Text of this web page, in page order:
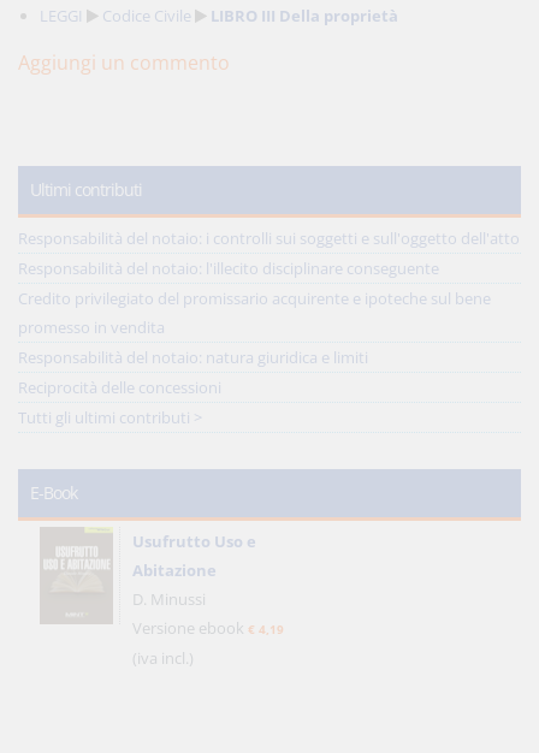
LEGGI Codice Civile LIBRO III Della proprietà
Aggiungi un commento
Ultimi contributi
Responsabilità del notaio: i controlli sui soggetti e sull'oggetto dell'atto
Responsabilità del notaio: l'illecito disciplinare conseguente
Credito privilegiato del promissario acquirente e ipoteche sul bene
promesso in vendita
Responsabilità del notaio: natura giuridica e limiti
Reciprocità delle concessioni
Tutti gli ultimi contributi >
E-Book
Usufrutto Uso e
Abitazione
D. Minussi
Versione ebook € 4,19
(iva incl.)